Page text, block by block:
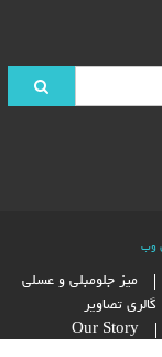
وب
میز جلومبلی و عسلی
گالری تصاویر
Our Story